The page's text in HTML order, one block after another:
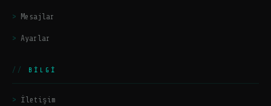
Mesajlar
Ayarlar
BILGI
İletişim